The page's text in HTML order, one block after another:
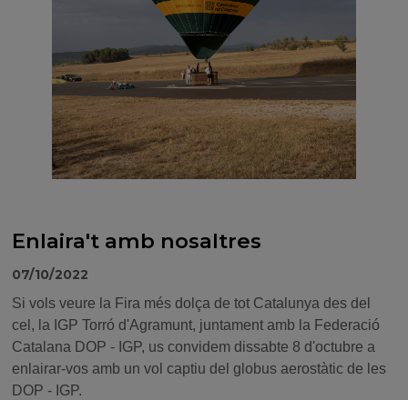
Enlaira't amb nosaltres
07/10/2022
Si vols veure la Fira més dolça de tot Catalunya des del
cel, la IGP Torró d'Agramunt, juntament amb la Federació
Catalana DOP - IGP, us convidem dissabte 8 d'octubre a
enlairar-vos amb un vol captiu del globus aerostàtic de les
DOP - IGP.